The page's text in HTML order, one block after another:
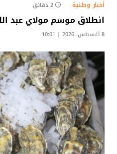
أخبار وطنية 2 دقائق
انطلاق موسم مولاي عبد
8 أغسطس، 2026 | 10:01